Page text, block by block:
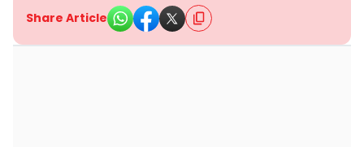
Share Article